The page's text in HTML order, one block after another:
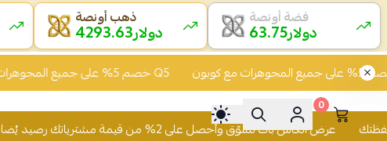
خصم 5% على جميع المجوهرات مع كوبون Q5 خصم 5% على جميع المجوهرات مع كوبون Q5
0
عرض الكاش باك تسوّق وأحصل على 2% من قيمة مشترياتك رصيد يُضاف لمحفظتك
ذهب أونصة
4293.66دولار
فضة أونصة
63.72دولار